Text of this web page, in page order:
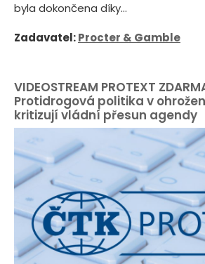
byla dokončena díky...
Zadavatel:Procter & Gamble
VIDEOSTREAM PROTEXT
Protidrogová politika v
kritizují vládní přesun agendy